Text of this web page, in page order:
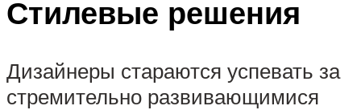
Стилевые решения
Дизайнеры стараются успевать за
стремительно развивающимися